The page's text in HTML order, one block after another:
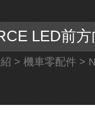
LED前方
> 機車零配件 >